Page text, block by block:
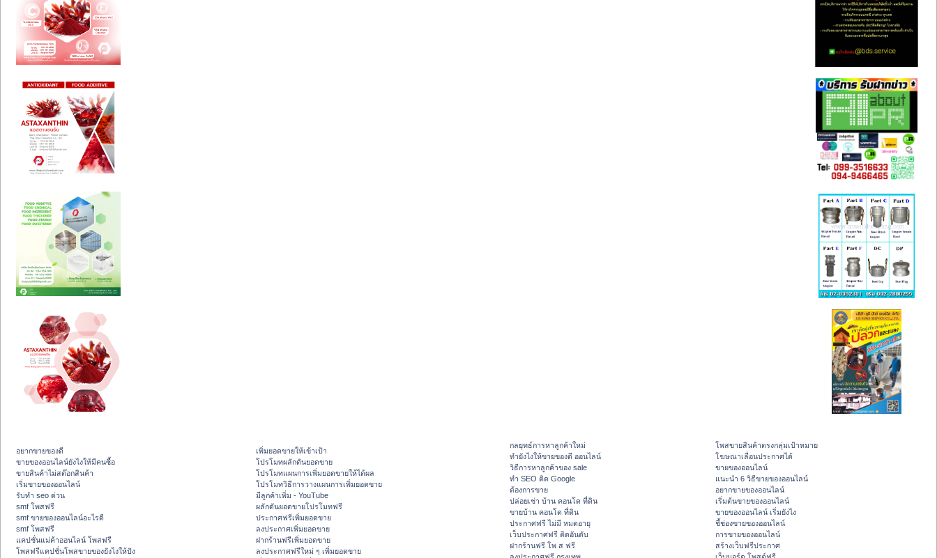
อยากขายของดี
ขายของออนไลน์ยังไงให้มีคนซื้อ
ขายสินค้าไม่สต๊อกสินค้า
เริ่มขายของออนไลน์
รับทำ seo ด่วน
smf โพสฟรี
smf ขายของออนไลน์อะไรดี
smf โพสฟรี
แคปชั่นแม่ค้าออนไลน์ โพสฟรี
โพสฟรีแคปชั่นโพสขายของยังไงให้ปัง
เพิ่มยอดขายให้เข้าเป้า
โปรโมทผลักดันยอดขาย
โปรโมทแผนการเพิ่มยอดขายให้ได้ผล
โปรโมทวิธีการวางแผนการเพิ่มยอดขาย
มีลูกค้าเพิ่ม - YouTube
ผลักดันยอดขายโปรโมทฟรี
ประกาศฟรีเพิ่มยอดขาย
ลงประกาศเพิ่มยอดขาย
ฝากร้านฟรีเพิ่มยอดขาย
ลงประกาศฟรีใหม่ ๆ เพิ่มยอดขาย
กลยุทธ์การหาลูกค้าใหม่
ทํายังไงให้ขายของดี ออนไลน์
วิธีการหาลูกค้าของ sale
ทำ SEO ติด Google
ต้องการขาย
ปล่อยเช่า บ้าน คอนโด ที่ดิน
ขายบ้าน คอนโด ที่ดิน
ประกาศฟรี ไม่มี หมดอายุ
เว็บประกาศฟรี ติดอันดับ
ฝากร้านฟรี โพ ส ฟรี
โพสขายสินค้าตรงกลุ่มเป้าหมาย
โฆษณาเลื่อนประกาศได้
ขายของออนไลน์
แนะนำ 6 วิธีขายของออนไลน์
อยากขายของออนไลน์
เริ่มต้นขายของออนไลน์
ขายของออนไลน์ เริ่มยังไง
ชี้ช่องขายของออนไลน์
การขายของออนไลน์
สร้างเว็บฟรีประกาศ